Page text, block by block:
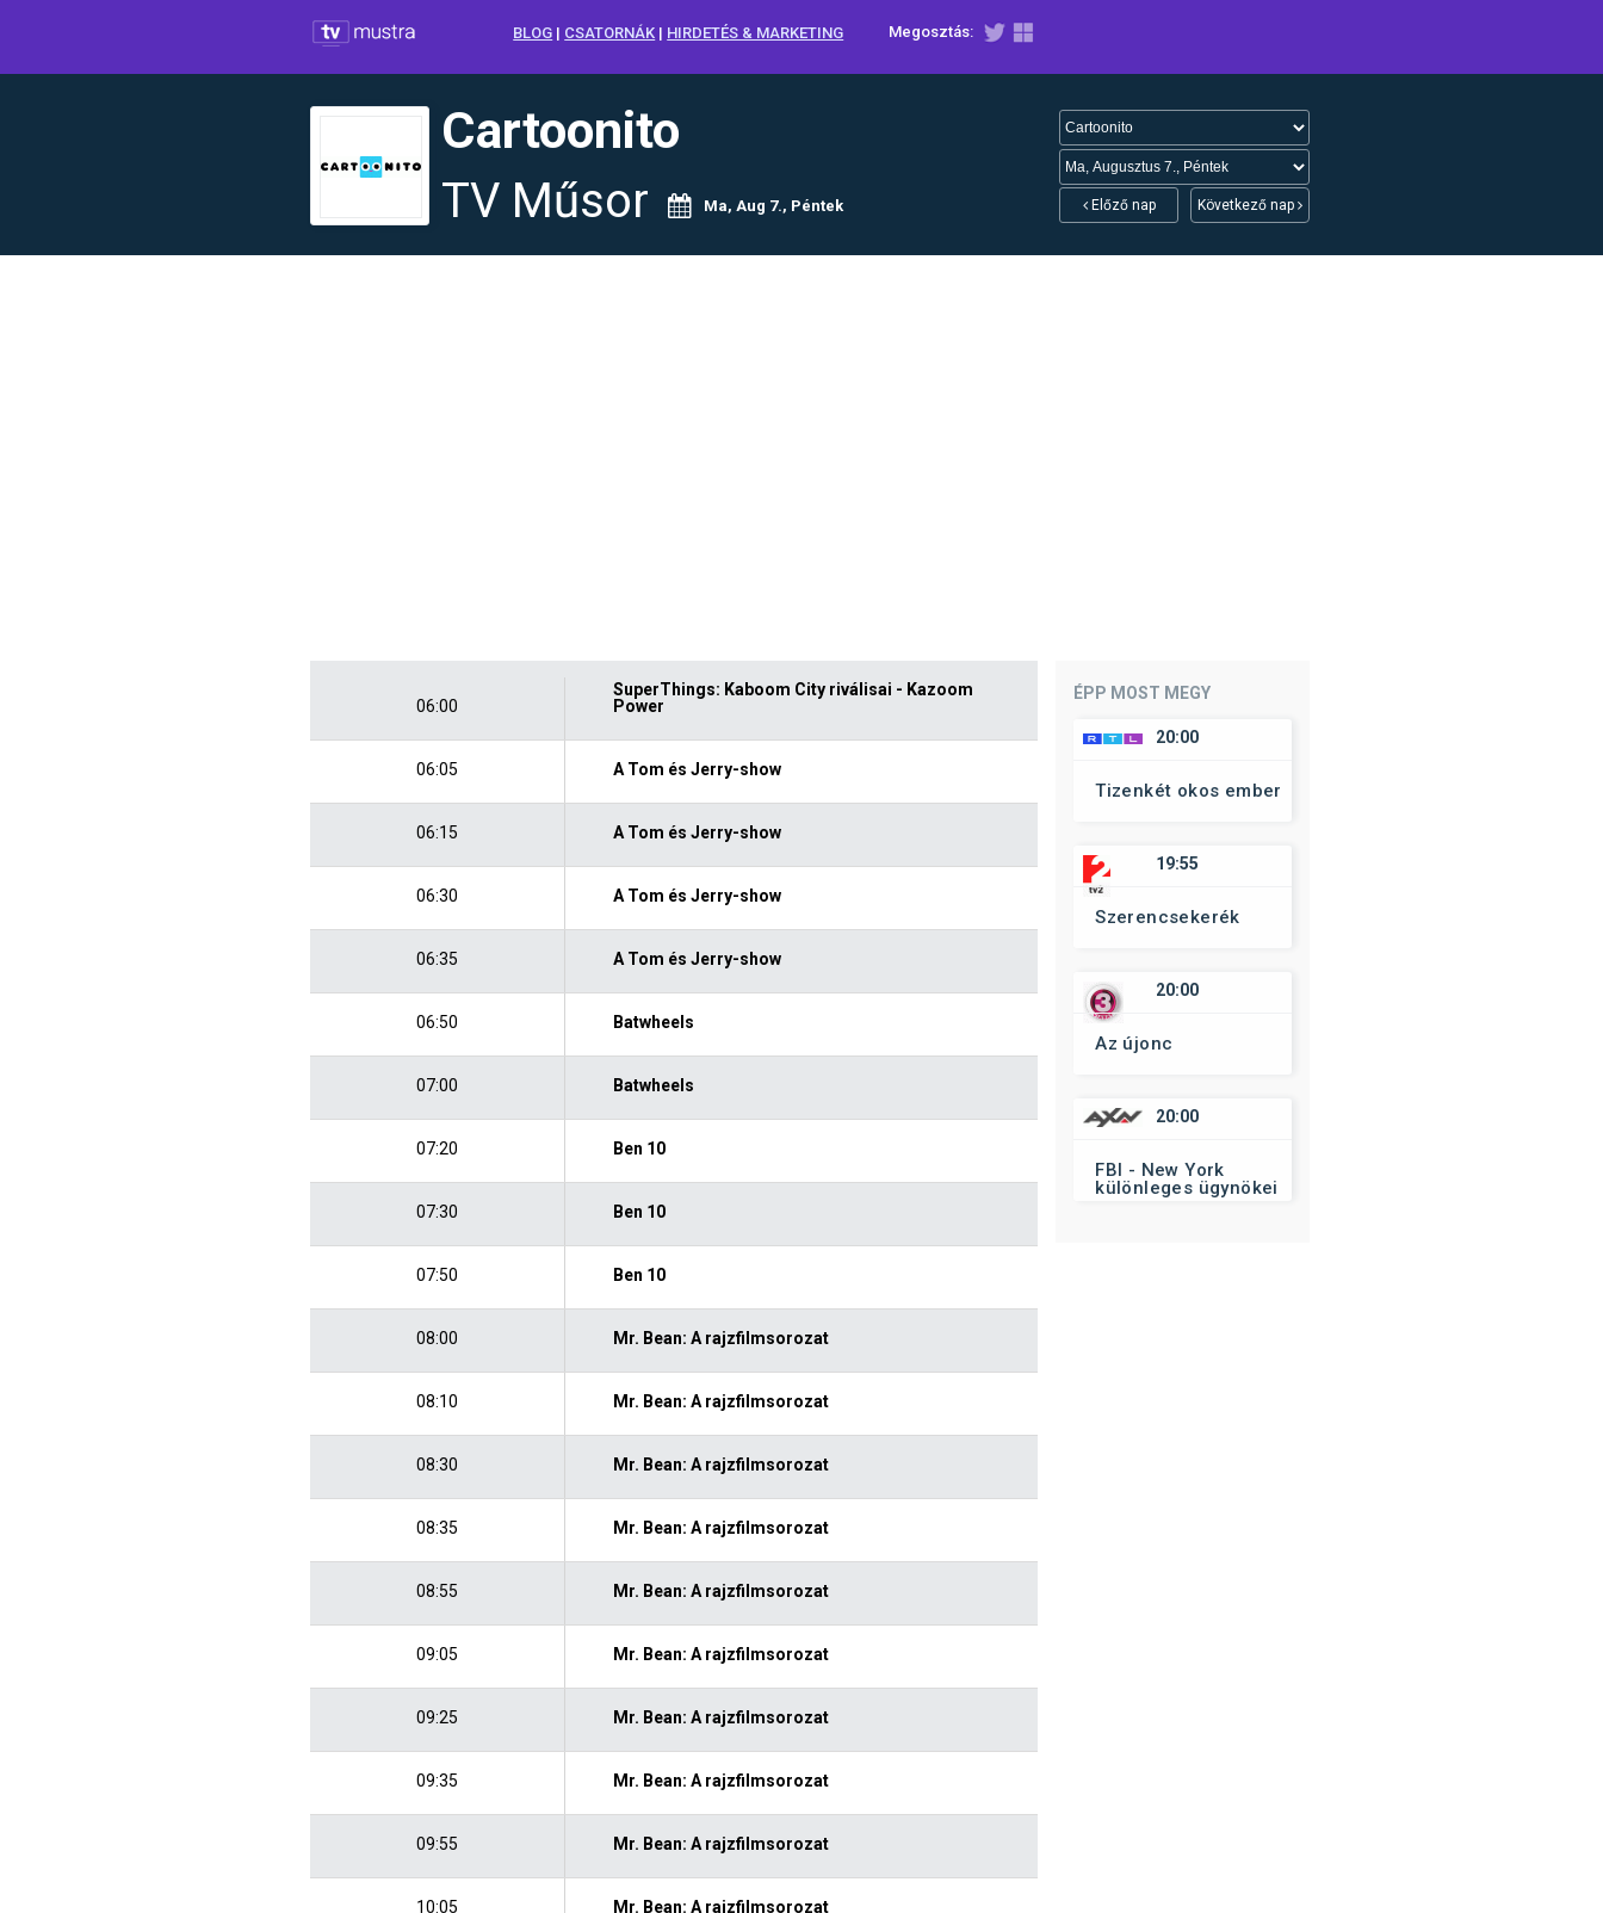
Megosztás:
BLOG | CSATORNÁK | HIRDETÉS & MARKETING
Cartoonito
TV Műsor Ma, Aug 7., Péntek Előző nap Következő nap
06:00
SuperThings: Kaboom City riválisai - Kazoom
Power
06:05 A Tom és Jerry-show
06:15 A Tom és Jerry-show
06:30 A Tom és Jerry-show
06:35 A Tom és Jerry-show
06:50 Batwheels
07:00 Batwheels
07:20 Ben 10
07:30 Ben 10
07:50 Ben 10
08:00 Mr. Bean: A rajzfilmsorozat
08:10 Mr. Bean: A rajzfilmsorozat
08:30 Mr. Bean: A rajzfilmsorozat
08:35 Mr. Bean: A rajzfilmsorozat
08:55 Mr. Bean: A rajzfilmsorozat
09:05 Mr. Bean: A rajzfilmsorozat
09:25 Mr. Bean: A rajzfilmsorozat
09:35 Mr. Bean: A rajzfilmsorozat
09:55 Mr. Bean: A rajzfilmsorozat
10:05 Mr. Bean: A rajzfilmsorozat
ÉPP MOST MEGY
20:00
Tizenkét okos ember
19:55
Szerencsekerék
20:00
Az újonc
20:00
FBI - New York
különleges ügynökei